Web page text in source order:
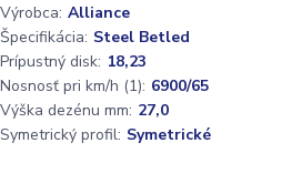
Výrobca: Alliance
Špecifikácia: Steel Betled
Prípustný disk: 18,23
Nosnosť pri km/h (1): 6900/65
Výška dezénu mm: 27,0
Symetrický profil: Symetrické